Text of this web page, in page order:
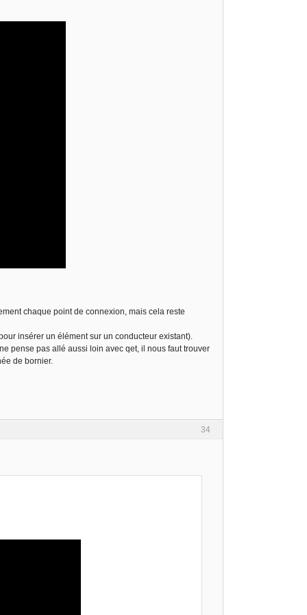
chaque point de connexion, mais cela reste
insérer un élément sur un conducteur existant).
pense pas allé aussi loin avec qet, il nous faut trouver
de bornier.
34